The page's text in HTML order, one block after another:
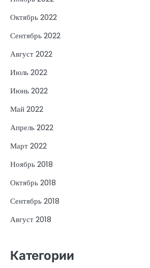
Октябрь 2022
Сентябрь 2022
Август 2022
Июль 2022
Июнь 2022
Май 2022
Апрель 2022
Март 2022
Ноябрь 2018
Октябрь 2018
Сентябрь 2018
Август 2018
Категории